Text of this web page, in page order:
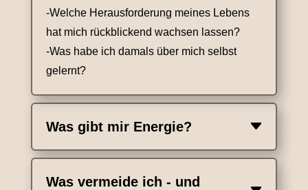
-Welche Herausforderung meines Lebens
hat mich rückblickend wachsen lassen?
-Was habe ich damals über mich selbst
gelernt?
Was gibt mir Energie?
Was vermeide ich - und